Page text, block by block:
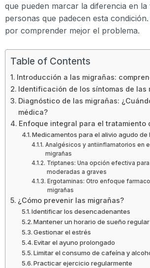
que pueden marcar la diferencia en la
personas que padecen esta
por comprender mejor el problema.
Table of Contents
Introducción a las migrañas:
Identificación de los síntomas de las
Diagnóstico de las migrañas:
médica?
Enfoque integral para el tratamiento
Medicamentos para el alivio agudo de
Analgésicos y antiinflamatorios en
migrañas
Triptanes: Una opción efectiva
moderadas a graves
Ergotaminas: Otro enfoque
migrañas
¿Cómo prevenir las migrañas?
Identificar los desencadenantes
Mantener un horario de sueño regular
Gestionar el estrés
Evitar el ayuno prolongado
Limitar el consumo de cafeína y
Practicar ejercicio regularmente